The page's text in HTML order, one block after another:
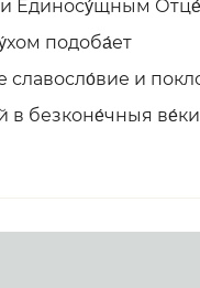
Единосу́щным
подоба́ет
славосло́вие и
в безконе́чныя